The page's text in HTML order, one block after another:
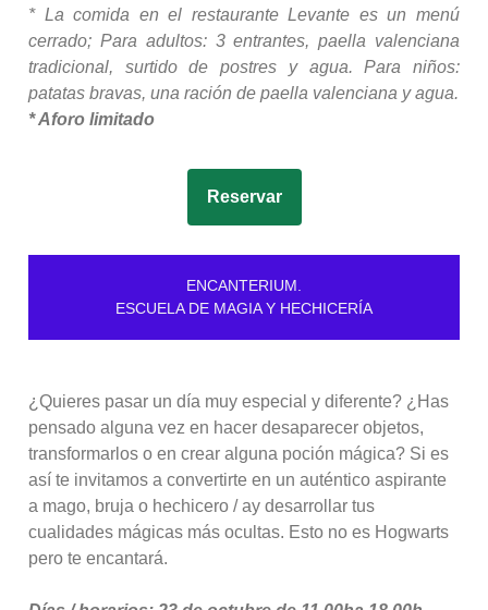
* La comida en el restaurante Levante es un menú
cerrado; Para adultos: 3 entrantes, paella valenciana
tradicional, surtido de postres y agua.Para niños:
patatas bravas, una ración de paella valenciana y agua.
* Aforo limitado
Reservar
ENCANTERIUM.
ESCUELA DE MAGIA Y HECHICERÍA
¿Quieres pasar un día muy especial y diferente? ¿Has
pensado alguna vez en hacer desaparecer objetos,
transformarlos o en crear alguna poción mágica? Si es
así te invitamos a convertirte en un auténtico aspirante
a mago, bruja o hechicero / ay desarrollar tus
cualidades mágicas más ocultas. Esto no es Hogwarts
pero te encantará.